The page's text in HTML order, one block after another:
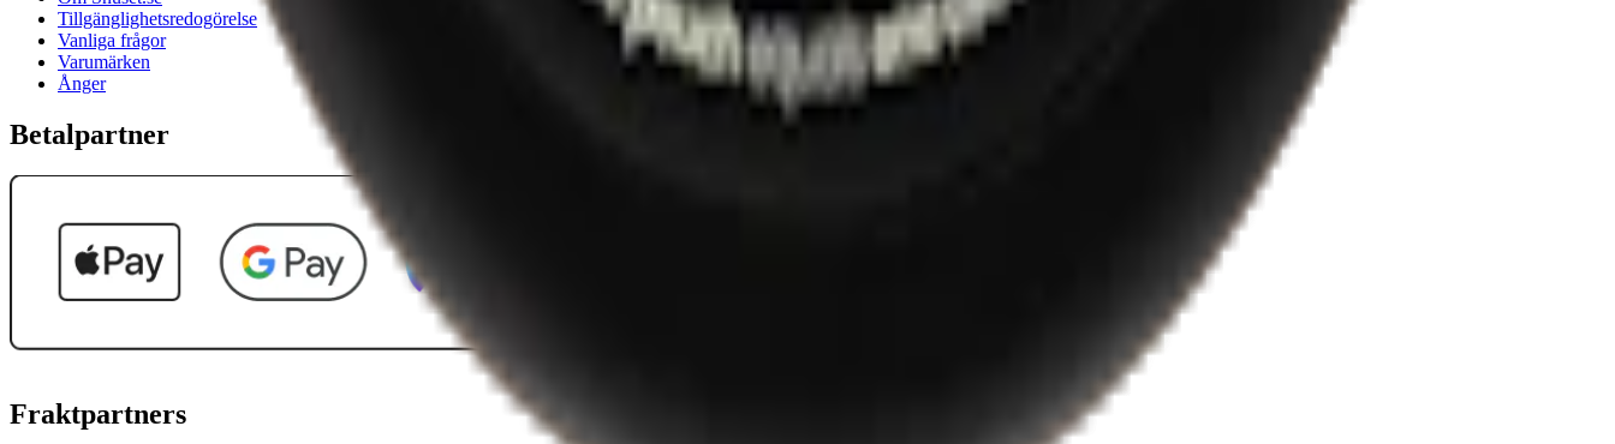
Tillgänglighetsredogörelse
Vanliga frågor
Varumärken
Ånger
Betalpartner
Fraktpartners